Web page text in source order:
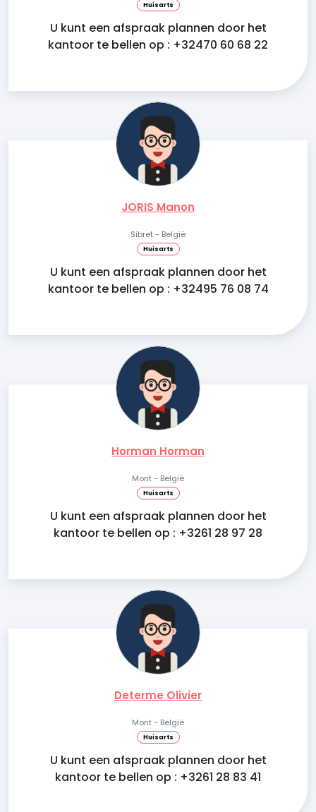
Huisarts
U kunt een afspraak plannen door het
kantoor te bellen op : +32470 60 68 22
JORIS Manon
Sibret - België
Huisarts
U kunt een afspraak plannen door het
kantoor te bellen op : +32495 76 08 74
Horman Horman
Mont - België
Huisarts
U kunt een afspraak plannen door het
kantoor te bellen op : +3261 28 97 28
Determe Olivier
Mont - België
Huisarts
U kunt een afspraak plannen door het
kantoor te bellen op : +3261 28 83 41